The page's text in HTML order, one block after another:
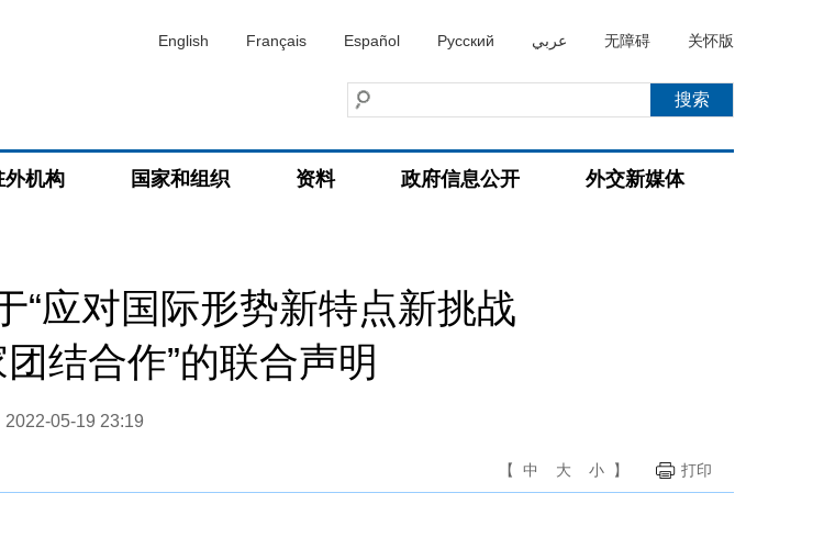
English Français Español Русский عربي 无障碍 关怀版
外机构 国家和组织 资料 政府信息公开 外交新媒体
“应对国际形势新特点新挑战
结合作”的联合声明
2022-05-19 23:19
【 中 大 小 】 打印